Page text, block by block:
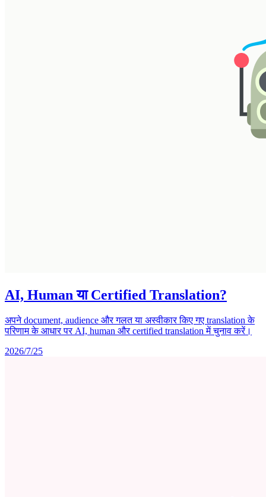
AI, Human या Certified Translation?
अपने document, audience और गलत या अस्वीकार किए गए translation के
परिणाम के आधार पर AI, human और certified translation में चुनाव करें।
2026/7/25